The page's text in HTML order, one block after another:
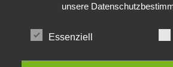
unsere
Essenziell